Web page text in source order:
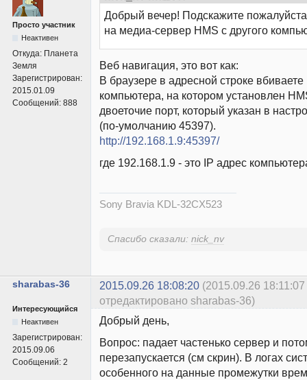
Просто участник
Неактивен
Откуда: Планета
Земля
Зарегистрирован:
2015.01.09
Сообщений: 888
Добрый вечер! Подскажите
на медиа-сервер HMS с другого
Веб навигация, это вот как:
В браузере в адресной строке вбиваете
компьютера, на котором установлен
двоеточие порт, который указан в
(по-умолчанию 45397).
http://192.168.1.9:45397/
где 192.168.1.9 - это IP адрес
Sony Bravia KDL-32CX523
Спасибо сказали: nick_nv
sharabas-36 2015.09.26 18:08:20 (2015.09.26 18:11:07
отредактировано sharabas-36)
Интересующийся
Неактивен
Зарегистрирован:
2015.09.06
Сообщений: 2
Добрый день,
Вопрос: падает частенько сервер и
перезапускается (см скрин). В логах
особенного на данные промежутки